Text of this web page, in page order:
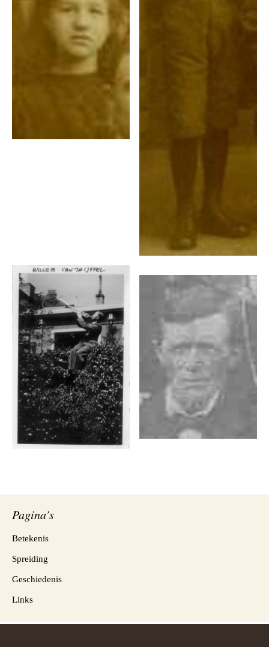
Pagina’s
Betekenis
Spreiding
Geschiedenis
Links